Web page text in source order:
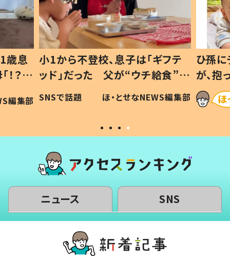
歳息
？」
編集部
小1から不登校、息子は「ギフテ
ッド」だった 父が“ウチ給食”を
作り続ける理由とは #令和の親
#令和の子
SNSで話題 ほ・とせなNEWS編集部
ひ孫
が、
「涙が
い」
ニュース SNS